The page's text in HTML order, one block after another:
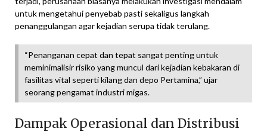
untuk mengetahui penyebab pasti sekaligus langkah
penanggulangan agar kejadian serupa tidak terulang.
“Penanganan cepat dan tepat sangat penting untuk
meminimalisir risiko yang muncul dari kejadian kebakaran di
fasilitas vital seperti kilang dan depo Pertamina,” ujar
seorang pengamat industri migas.
Dampak Operasional dan Distribusi